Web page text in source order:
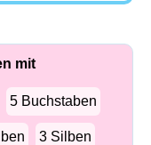
mit
5 Buchstaben
3 Silben